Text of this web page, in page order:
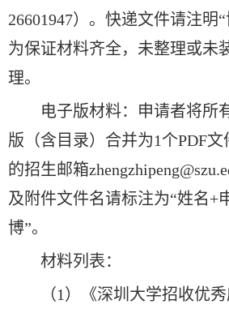
26601947）。快递文件请注明“
为保证材料齐全，未整理或未
理。
电子版材料：申请者将所
版（含目录）合并为1个PDF
的招生邮箱
及附件文件名请标注为“姓名+
博”。
材料列表：
（1）《深圳大学招收优